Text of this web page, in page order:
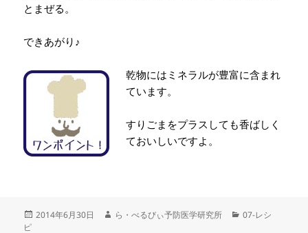
とまぜる。
できあがり♪
乾物にはミネラルが豊富に含まれ
ています。
すりごまをプラスしても香ばしく
ておいしいですよ。
投
2014年6月30日
作
ら・べるびぃ予防医学研究所
カ
07-レシ
ピ